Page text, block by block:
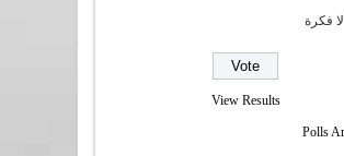
لا فكرة
View Results
Polls